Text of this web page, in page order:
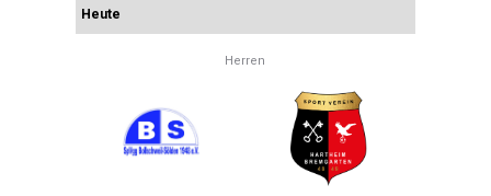
Heute
Herren